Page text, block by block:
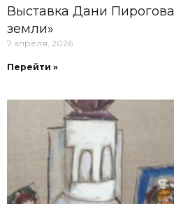
Выставка Дани
земли»
7 апреля, 2026
Перейти »